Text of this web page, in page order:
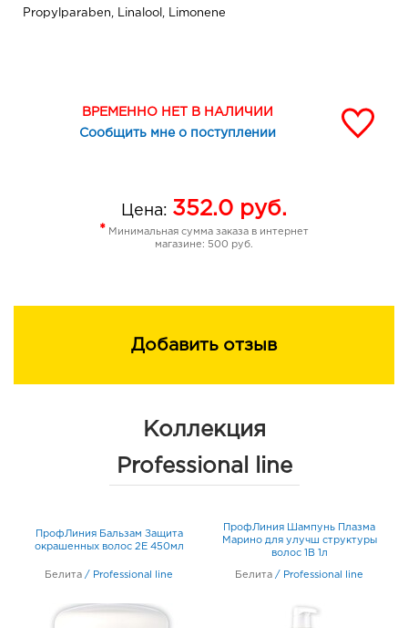
Propylparaben, Linalool, Limonene
ВРЕМЕННО НЕТ В НАЛИЧИИ
Сообщить мне о поступлении
Цена: 352.0 руб.
* Минимальная сумма заказа в интернет
магазине: 500 руб.
Добавить отзыв
Коллекция
Professional line
ПрофЛиния Бальзам Защита
окрашенных волос 2Е 450мл
Белита / Professional line
ПрофЛиния Шампунь Плазма
Марино для улучш структуры
волос 1B 1л
Белита / Professional line